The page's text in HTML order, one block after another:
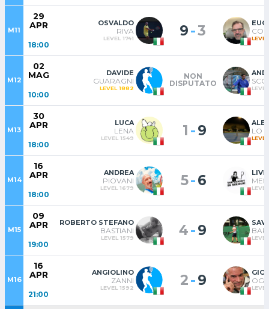
M11
29
APR
18:00
OSVALDO
RIVA
LEVEL 1741 9-3
M12
02
MAG
10:00
DAVIDE
GUARAGNI
LEVEL 1882
NON
DISPUTATO
M13
30
APR
18:00
LUCA
LENA
LEVEL 1549 1 -9 LO
M14
16
APR
18:00
ANDREA
PIOVANI
LEVEL 1679 5-6
M15
09
APR
19:00
ROBERTO STEFANO
BASTIANI
LEVEL 1579 4-9
M16
16
APR
21:00
ANGIOLINO
ZANNI
LEVEL 1592 2-9